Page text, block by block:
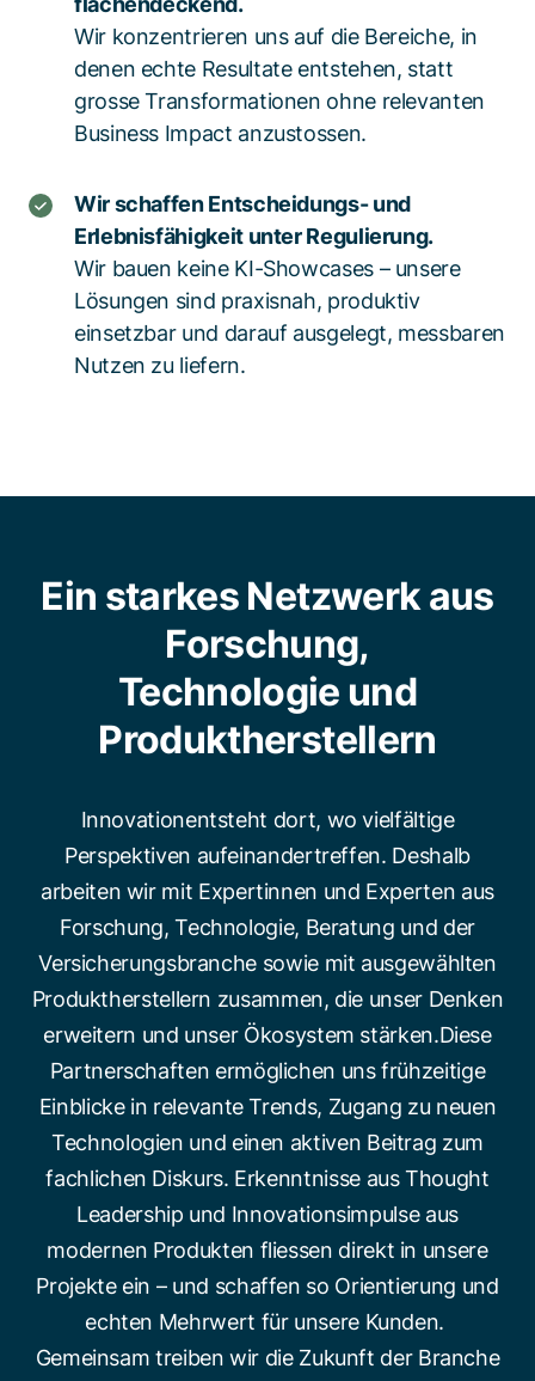
Wir konzentrieren uns auf die Bereiche, in
denen echte Resultate entstehen, statt
grosse Transformationen ohne relevanten
Business Impact anzustossen.
Wir schaffen Entscheidungs- und
Erlebnisfähigkeit unter Regulierung.
Wir bauen keine KI-Showcases – unsere
Lösungen sind praxisnah, produktiv
einsetzbar und darauf ausgelegt, messbaren
Nutzen zu liefern.
Ein starkes Netzwerk aus
Forschung,
Technologie und
Produktherstellern
Innovationentsteht dort, wo vielfältige
Perspektiven aufeinandertreffen. Deshalb
arbeiten wir mit Expertinnen und Experten aus
Forschung, Technologie, Beratung und der
Versicherungsbranche sowie mit ausgewählten
Produktherstellern zusammen, die unser Denken
erweitern und unser Ökosystem stärken.Diese
Partnerschaften ermöglichen uns frühzeitige
Einblicke in relevante Trends, Zugang zu neuen
Technologien und einen aktiven Beitrag zum
fachlichen Diskurs. Erkenntnisse aus Thought
Leadership und Innovationsimpulse aus
modernen Produkten fliessen direkt in unsere
Projekte ein – und schaffen so Orientierung und
echten Mehrwert für unsere Kunden.
Gemeinsam treiben wir die Zukunft der Branche